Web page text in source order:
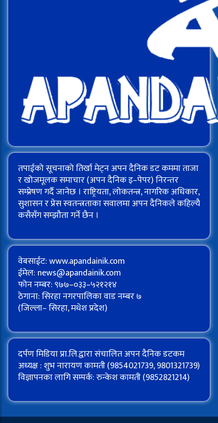
तपाईको सूचनाको तिर्खा मेट्न अपन दैनिक डट कममा ताजा
र खोजमूलक समाचार (अपन दैनिक इ–पेपर) निरन्तर
सम्प्रेषण गर्दै जानेछ । राष्ट्रियता, लोकतन्त्र, नागरिक अधिकार,
सुशासन र प्रेस स्वतन्त्रताका सवालमा अपन दैनिकले कहिल्यै
कसैसँग सम्झौता गर्ने छैन ।
वेबसाईट: www.apandainik.com
ईमेल: news@apandainik.com
फोन नम्बर: ९७७–०३३–५२१२१४
ठेगाना: सिरहा नगरपालिका वाड नम्बर ७
(जिल्ला– सिरहा, मधेश प्रदेश)
दर्पण मिडिया प्रा.लि.द्वारा संचालित अपन दैनिक डटकम
अध्यक्ष : शुभ नारायण कामती (9854021739, 9801321739)
विज्ञापनका लागि सम्पर्क: रुन्केश कामती (9852821214)